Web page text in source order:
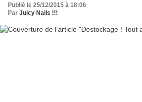
Publié le 25/12/2015 à 18:06
Par Juicy Nails !!!